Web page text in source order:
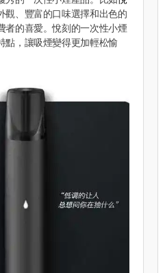
觀、豐富的口味選擇和出色的
者的喜愛。悅刻的一次性小煙
點，讓吸煙變得更加輕松愉